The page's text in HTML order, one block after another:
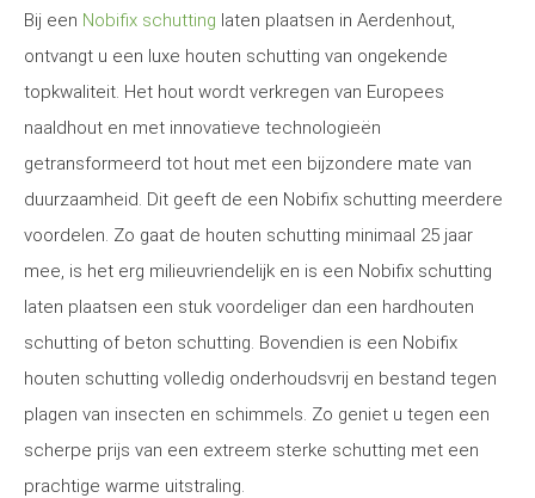
Bij een Nobifix schutting laten plaatsen in Aerdenhout,
ontvangt u een luxe houten schutting van ongekende
topkwaliteit. Het hout wordt verkregen van Europees
naaldhout en met innovatieve technologieën
getransformeerd tot hout met een bijzondere mate van
duurzaamheid. Dit geeft de een Nobifix schutting meerdere
voordelen. Zo gaat de houten schutting minimaal 25 jaar
mee, is het erg milieuvriendelijk en is een Nobifix schutting
laten plaatsen een stuk voordeliger dan een hardhouten
schutting of beton schutting. Bovendien is een Nobifix
houten schutting volledig onderhoudsvrij en bestand tegen
plagen van insecten en schimmels. Zo geniet u tegen een
scherpe prijs van een extreem sterke schutting met een
prachtige warme uitstraling.